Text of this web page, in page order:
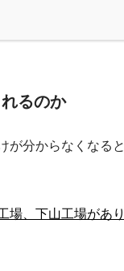
るのか
が分からなくなると
場、下山工場があり